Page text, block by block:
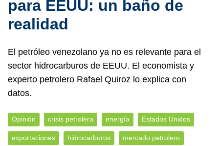
para EEUU: un baño de
realidad
El petróleo venezolano ya no es relevante para el
sector hidrocarburos de EEUU. El economista y
experto petrolero Rafael Quiroz lo explica con
datos.
Opinión crisis petrolera energía Estados Unidos
exportaciones hidrocarburos mercado petrolero